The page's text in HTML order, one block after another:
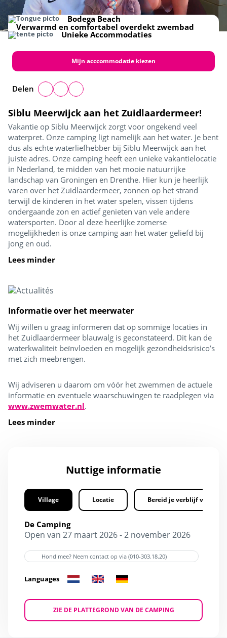
Receptie
Haven
Bodega Beach
Siblu Meerwijck aan het Zuidlaardermeer!
Vakantie op Siblu Meerwijck zorgt voor ongekend veel
waterpret. Onze camping ligt namelijk aan het water. Je bent
dus als echte waterliefhebber bij Siblu Meerwijck aan het
juiste adres. Onze camping heeft een unieke vakantielocatie
in Nederland, te midden van het mooie natuurrijke
landschap van Groningen en Drenthe. Hier kun je heerlijk
varen over het Zuidlaardermeer, zonnen op het strand
terwijl de kinderen in het water spelen, vissen tijdens
ondergaande zon en actief genieten van vele andere
watersporten. Door al deze heerlijke zomerse
mogelijkheden is onze camping aan het water geliefd bij
jong en oud.
Lees minder
Bodega Beach
Verwarmd en comfortabel overdekt zwembad
Unieke Accommodaties
Mijn acccommodatie kiezen
Delen
Informatie over het meerwater
Wij willen u graag informeren dat op sommige locaties in
het Zuidlaardermeer blauwalg is geconstateerd. Dit kan de
waterkwaliteit beïnvloeden en mogelijk gezondheidsrisico’s
met zich meebrengen.
Wij adviseren u daarom om vóór het zwemmen de actuele
informatie en eventuele waarschuwingen te raadplegen via
www.zwemwater.nl.
Lees minder
Nuttige informatie
Village Locatie Bereid je verblijf voor
De Camping
Open van 27 maart 2026 - 2 november 2026
Hond mee? Neem contact op via (010-303.18.20)
Languages
ZIE DE PLATTEGROND VAN DE CAMPING